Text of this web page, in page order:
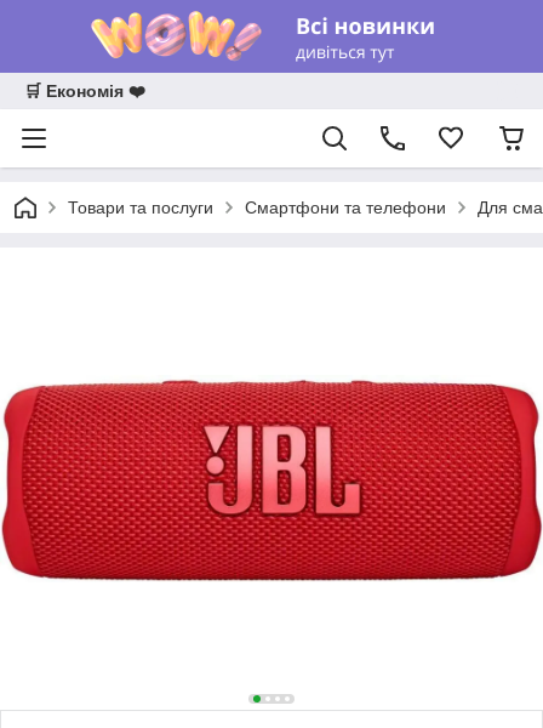
🛒 Економія ❤️
Товари та послуги Смартфони та телефони Для